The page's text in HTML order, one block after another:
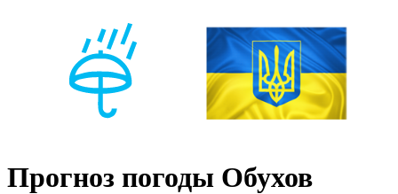
Прогноз погоды Обухов